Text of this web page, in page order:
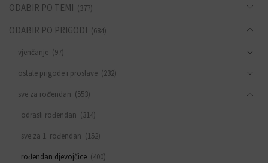
ODABIR PO TEMI (377)
ODABIR PO PRIGODI (684)
vjenčanje (97)
ostale prigode i proslave (232)
sve za rođendan (553)
odrasli rođendan (314)
sve za 1. rođendan (152)
rođendan djevojčice (400)